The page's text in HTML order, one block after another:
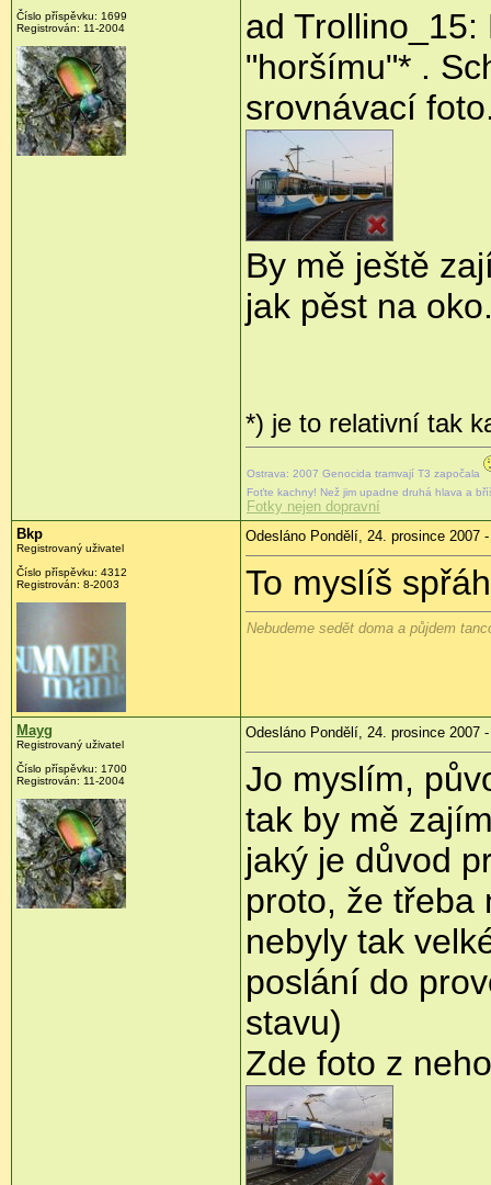
Číslo příspěvku: 1699
Registrován: 11-2004
ad
"horšímu"* .
srovnávací
By mě ještě
jak pěst na
*) je to relativní tak
Ostrava: 2007 Genocida tramvají T3 započala
Foťte kachny! Než jim upadne druhá hlava a
Fotky nejen dopravní
Bkp
Registrovaný uživatel
Číslo příspěvku: 4312
Registrován: 8-2003
Odesláno Pondělí, 24. prosince 2007 -
To myslíš
Nebudeme sedět doma a půjdem
Mayg
Registrovaný uživatel
Číslo příspěvku: 1700
Registrován: 11-2004
Odesláno Pondělí, 24. prosince 2007 -
Jo myslím,
tak by mě
jaký je důvod
proto, že třeba
nebyly tak
poslání do
stavu)
Zde foto z